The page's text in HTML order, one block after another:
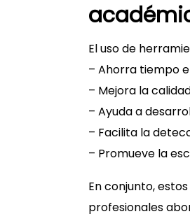
El uso de
– Ahorra tiempo
– Mejora la
– Ayuda a
– Facilita la
– Promueve la
En conjunto,
profesionales